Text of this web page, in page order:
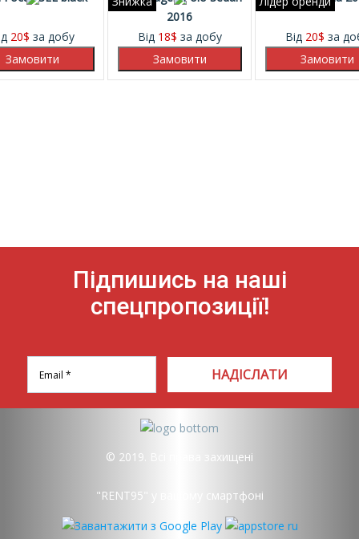
20$ за добу
2016
Від 18$ за добу Від 20$ за
Підпишись на наші
спецпропозиції!
НАДІСЛАТИ
© 2019. Всі права захищені
"RENT95" у вашому смартфоні